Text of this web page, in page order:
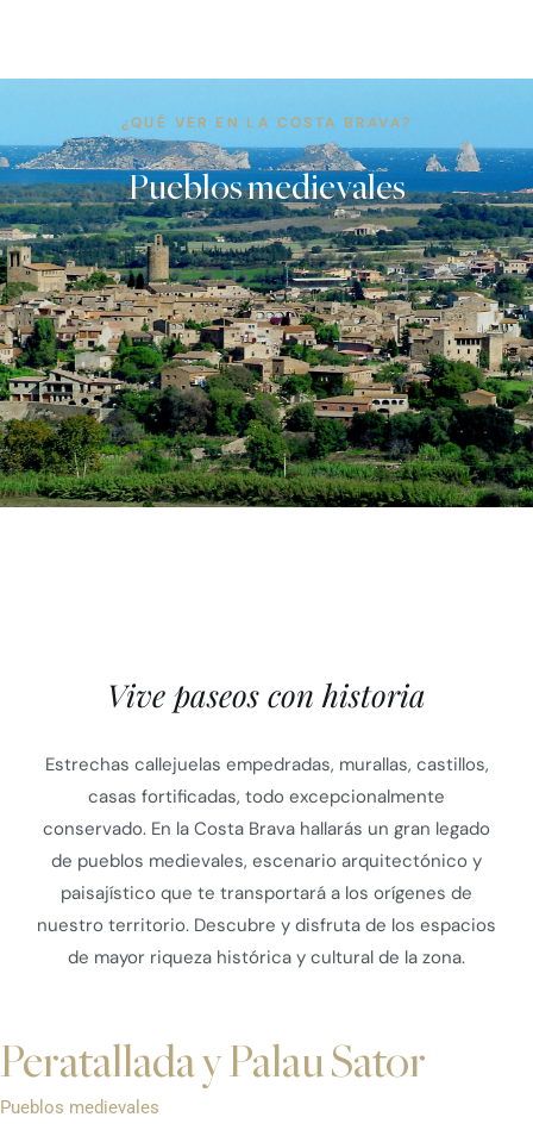
EN
FR
CATALÀ +
¿QUÉ VER EN LA COSTA BRAVA?
Pueblos medievales
Vive paseos con historia
Estrechas callejuelas empedradas, murallas, castillos,
casas fortificadas, todo excepcionalmente
conservado. En la Costa Brava hallarás un gran legado
de pueblos medievales, escenario arquitectónico y
paisajístico que te transportará a los orígenes de
nuestro territorio. Descubre y disfruta de los espacios
de mayor riqueza histórica y cultural de la zona.
Peratallada y Palau Sator
Pueblos medievales